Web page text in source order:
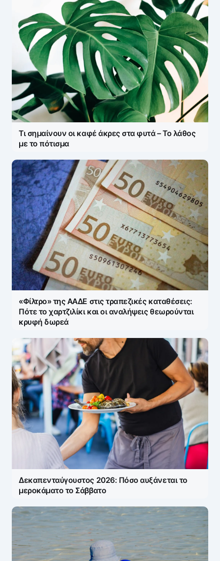
Τι σημαίνουν οι καφέ άκρες στα φυτά – Το λάθος
με το πότισμα
«Φίλτρο» της ΑΑΔΕ στις τραπεζικές καταθέσεις:
Πότε το χαρτζιλίκι και οι αναλήψεις θεωρούνται
κρυφή δωρεά
Δεκαπενταύγουστος 2026: Πόσο αυξάνεται το
μεροκάματο το Σάββατο